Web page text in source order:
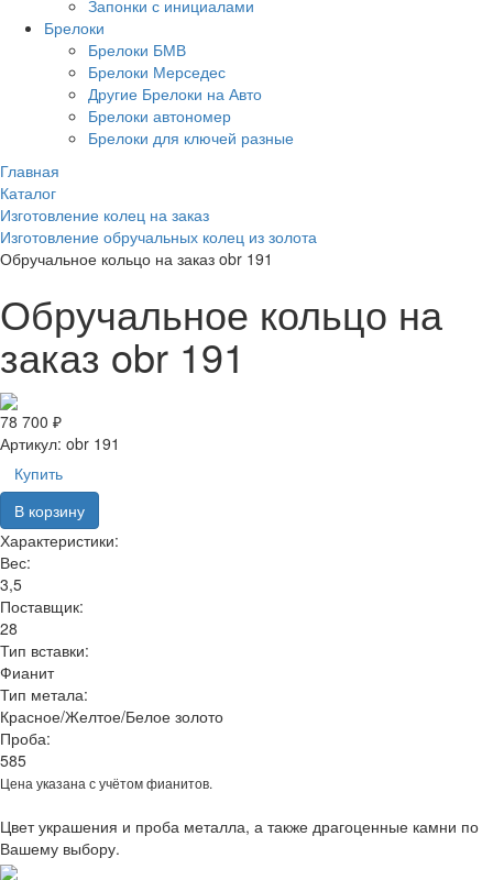
Запонки с инициалами
Брелоки
Брелоки БМВ
Брелоки Мерседес
Другие Брелоки на Авто
Брелоки автономер
Брелоки для ключей разные
Главная
Каталог
Изготовление колец на заказ
Изготовление обручальных колец из золота
Обручальное кольцо на заказ obr 191
Обручальное кольцо на
заказ obr 191
78 700 ₽
Артикул: obr 191
Купить
В корзину
Характеристики:
Вес:
3,5
Поставщик:
28
Тип вставки:
Фианит
Тип метала:
Красное/Желтое/Белое золото
Проба:
585
Цена указана с учётом фианитов.
Цвет украшения и проба металла, а также драгоценные камни по
Вашему выбору.